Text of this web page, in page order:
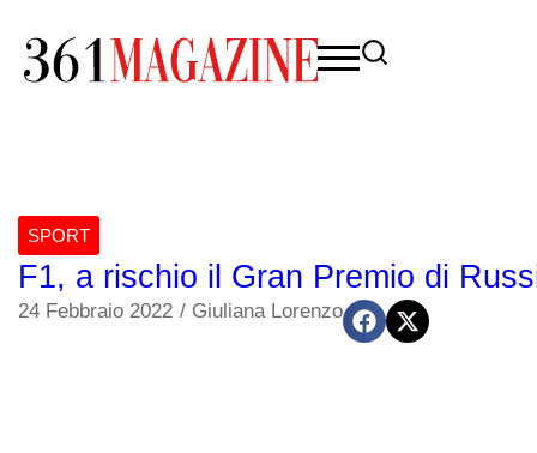
SPORT
F1, a rischio il Gran Premio di
24 Febbraio 2022 / Giuliana Lorenzo